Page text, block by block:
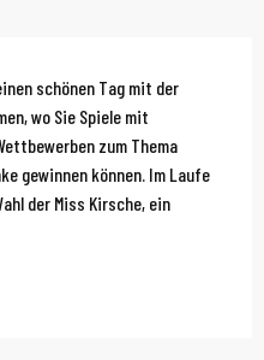
schönen Tag mit der
wo Sie Spiele mit
zum Thema
gewinnen können. Im Laufe
der Miss Kirsche, ein